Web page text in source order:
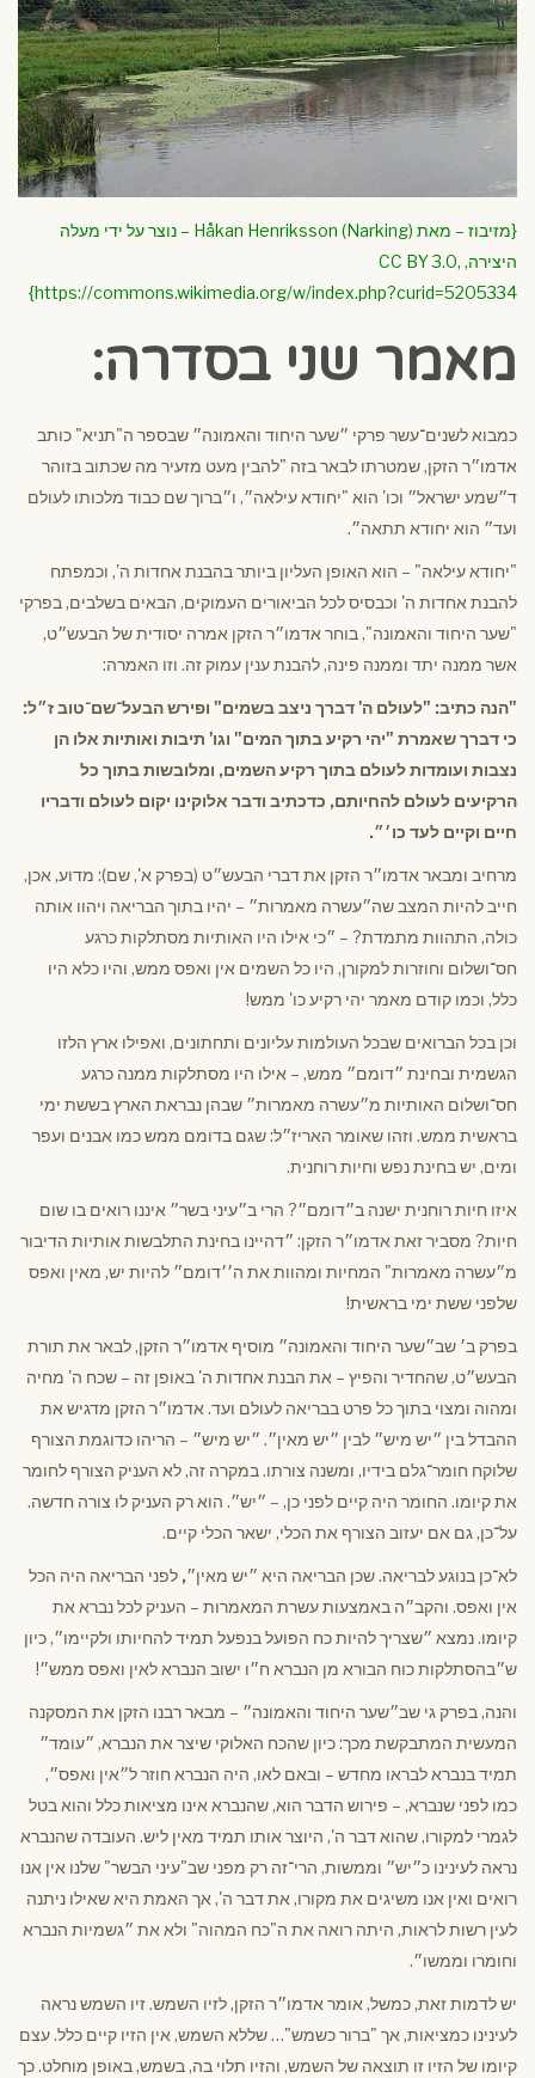
{מזיבוז – מאת Håkan Henriksson (Narking) – נוצר על ידי מעלה
היצירה, CC BY 3.0,
https://commons.wikimedia.org/w/index.php?curid=5205334}
מאמר שני בסדרה:
כמבוא לשנים־עשר פרקי ״שער היחוד והאמונה״ שבספר ה"תניא" כותב
אדמו״ר הזקן, שמטרתו לבאר בזה "להבין מעט מזעיר מה שכתוב בזוהר
ד״שמע ישראל״ וכו' הוא "יחודא עילאה״, ו״ברוך שם כבוד מלכותו לעולם
ועד״ הוא יחודא תתאה״.
"יחודא עילאה" – הוא האופן העליון ביותר בהבנת אחדות ה', וכמפתח
להבנת אחדות ה' וכבסיס לכל הביאורים העמוקים, הבאים בשלבים, בפרקי
"שער היחוד והאמונה", בוחר אדמו״ר הזקן אמרה יסודית של הבעש״ט,
אשר ממנה יתד וממנה פינה, להבנת ענין עמוק זה. וזו האמרה:
"הנה כתיב: "לעולם ה' דברך ניצב בשמים" ופירש הבעל־שם־טוב ז״ל:
כי דברך שאמרת "יהי רקיע בתוך המים" וגו' תיבות ואותיות אלו הן
נצבות ועומדות לעולם בתוך רקיע השמים, ומלובשות בתוך כל
הרקיעים לעולם להחיותם, כדכתיב ודבר אלוקינו יקום לעולם ודבריו
חיים וקיים לעד כו׳״.
מרחיב ומבאר אדמו״ר הזקן את דברי הבעש״ט (בפרק א', שם): מדוע, אכן,
חייב להיות המצב שה״עשרה מאמרות״ – יהיו בתוך הבריאה ויהוו אותה
כולה, התהוות מתמדת? – ״כי אילו היו האותיות מסתלקות כרגע
חס־ושלום וחוזרות למקורן, היו כל השמים אין ואפס ממש, והיו כלא היו
כלל, וכמו קודם מאמר יהי רקיע כו' ממש!
וכן בכל הברואים שבכל העולמות עליונים ותחתונים, ואפילו ארץ הלזו
הגשמית ובחינת ״דומם״ ממש, – אילו היו מסתלקות ממנה כרגע
חס־ושלום האותיות מ״עשרה מאמרות״ שבהן נבראת הארץ בששת ימי
בראשית ממש. וזהו שאומר האריז״ל: שגם בדומם ממש כמו אבנים ועפר
ומים, יש בחינת נפש וחיות רוחנית.
איזו חיות רוחנית ישנה ב״דומם״? הרי ב״עיני בשר״ איננו רואים בו שום
חיות? מסביר זאת אדמו״ר הזקן: ״דהיינו בחינת התלבשות אותיות הדיבור
מ״עשרה מאמרות" המחיות ומהוות את ה׳׳דומם״ להיות יש, מאין ואפס
שלפני ששת ימי בראשית!
בפרק ב׳ שב״שער היחוד והאמונה״ מוסיף אדמו״ר הזקן, לבאר את תורת
הבעש״ט, שהחדיר והפיץ – את הבנת אחדות ה' באופן זה – שכח ה' מחיה
ומהוה ומצוי בתוך כל פרט בבריאה לעולם ועד. אדמו״ר הזקן מדגיש את
ההבדל בין ״יש מיש״ לבין ״יש מאין״. ״יש מיש״ – הריהו כדוגמת הצורף
שלוקח חומר־גלם בידיו, ומשנה צורתו. במקרה זה, לא העניק הצורף לחומר
את קיומו. החומר היה קיים לפני כן, – ״יש״. הוא רק העניק לו צורה חדשה.
על־כן, גם אם יעזוב הצורף את הכלי, ישאר הכלי קיים.
לא־כן בנוגע לבריאה. שכן הבריאה היא ״יש מאין״, לפני הבריאה היה הכל
אין ואפס. והקב״ה באמצעות עשרת המאמרות – העניק לכל נברא את
קיומו. נמצא ״שצריך להיות כח הפועל בנפעל תמיד להחיותו ולקיימו״, כיון
ש״בהסתלקות כוח הבורא מן הנברא ח״ו ישוב הנברא לאין ואפס ממש״!
והנה, בפרק גי שב״שער היחוד והאמונה״ – מבאר רבנו הזקן את המסקנה
המעשית המתבקשת מכך: כיון שהכח האלוקי שיצר את הנברא, ״עומד״
תמיד בנברא לבראו מחדש – ובאם לאו, היה הנברא חוזר ל״אין ואפס״,
כמו לפני שנברא, – פירוש הדבר הוא, שהנברא אינו מציאות כלל והוא בטל
לגמרי למקורו, שהוא דבר ה', היוצר אותו תמיד מאין ליש. העובדה שהנברא
נראה לעינינו כ״יש״ וממשות, הרי־זה רק מפני שב"עיני הבשר" שלנו אין אנו
רואים ואין אנו משיגים את מקורו, את דבר ה', אך האמת היא שאילו ניתנה
לעין רשות לראות, היתה רואה את ה"כח המהוה" ולא את ״גשמיות הנברא
וחומרו וממשו״.
יש לדמות זאת, כמשל, אומר אדמו״ר הזקן, לזיו השמש. זיו השמש נראה
לעינינו כמציאות, אך "ברור כשמש"… שללא השמש, אין הזיו קיים כלל. עצם
קיומו של הזיו זו תוצאה של השמש, והזיו תלוי בה, בשמש, באופן מוחלט. כך